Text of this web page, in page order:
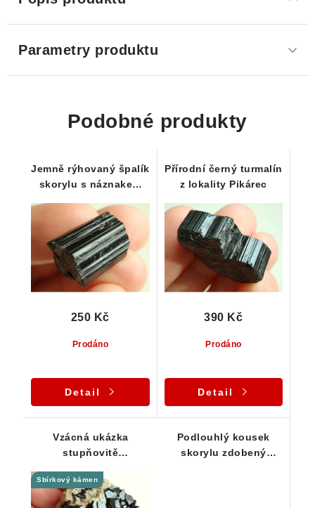
Parametry produktu
Podobné produkty
Jemně rýhovaný špalík
skorylu s náznakem
Prodáno
250 Kč
Detail
Přírodní černý turmalín
z lokality Pikárec
Prodáno
390 Kč
Detail
Vzácná ukázka
stupňovitě
turmalínu
Sbírkový kámen
Podlouhlý kousek
skorylu zdobený